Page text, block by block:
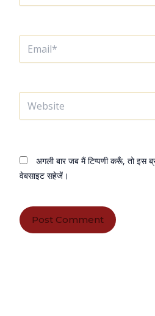
अगली बार जब मैं टिप्पणी करूँ, तो इस
वेबसाइट सहेजें।